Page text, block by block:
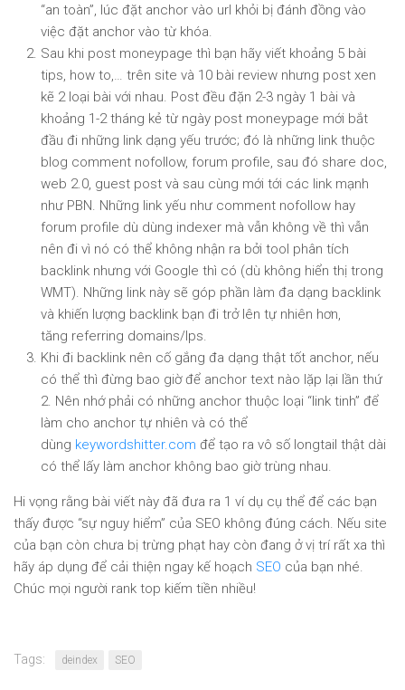
“an toàn”, lúc đặt anchor vào url khỏi bị đánh đồng vào
việc đặt anchor vào từ khóa.
Sau khi post moneypage thì bạn hãy viết khoảng 5 bài
tips, how to,… trên site và 10 bài review nhưng post xen
kẽ 2 loại bài với nhau. Post đều đặn 2-3 ngày 1 bài và
khoảng 1-2 tháng kẻ từ ngày post moneypage mới bắt
đầu đi những link dạng yếu trước; đó là những link thuộc
blog comment nofollow, forum profile, sau đó share doc,
web 2.0, guest post và sau cùng mới tới các link mạnh
như PBN. Những link yếu như comment nofollow hay
forum profile dù dùng indexer mà vẫn không về thì vẫn
nên đi vì nó có thể không nhận ra bởi tool phân tích
backlink nhưng với Google thì có (dù không hiển thị trong
WMT). Những link này sẽ góp phần làm đa dạng backlink
và khiến lượng backlink bạn đi trở lên tự nhiên hơn,
tăng referring domains/Ips.
Khi đi backlink nên cố gắng đa dạng thật tốt anchor, nếu
có thể thì đừng bao giờ để anchor text nào lặp lại lần thứ
2. Nên nhớ phải có những anchor thuộc loại “link tinh” để
làm cho anchor tự nhiên và có thể
dùng keywordshitter.com để tạo ra vô số longtail thật dài
có thể lấy làm anchor không bao giờ trùng nhau.
Hi vọng rằng bài viết này đã đưa ra 1 ví dụ cụ thể để các bạn
thấy được “sự nguy hiểm” của SEO không đúng cách. Nếu site
của bạn còn chưa bị trừng phạt hay còn đang ở vị trí rất xa thì
hãy áp dụng để cải thiện ngay kế hoạch SEO của bạn nhé.
Chúc mọi người rank top kiếm tiền nhiều!
Tags: deindex SEO